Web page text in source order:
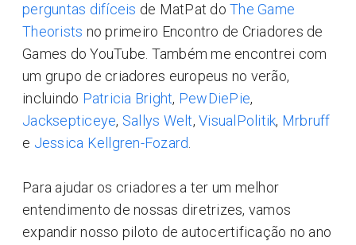
perguntas difíceis de MatPat do The Game
Theorists no primeiro Encontro de Criadores de
Games do YouTube. Também me encontrei com
um grupo de criadores europeus no verão,
incluindo Patricia Bright, PewDiePie,
Jacksepticeye, Sallys Welt, VisualPolitik, Mrbruff
e Jessica Kellgren-Fozard
Para ajudar os criadores a ter um melhor
entendimento de nossas diretrizes, vamos
expandir nosso piloto de autocertificação no ano